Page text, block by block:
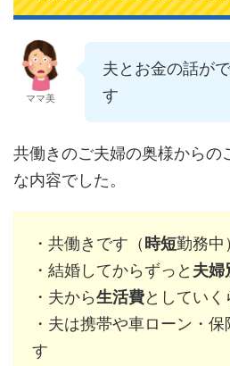
ママ美
夫とお金の話が
す
共働きのご夫婦の奥様からの
な内容でした。
・共働きです（ 時短勤務中
・結婚してからずっと 夫婦
・夫から生活費としてい
・夫は携帯や車ローン・
す